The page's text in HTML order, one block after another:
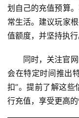
划自己的充值预算
常生活。建议玩家
值额度，并坚持执行
同时，关注官
会在特定时间推出
扣”。提前了解这
行充值，享受更高的